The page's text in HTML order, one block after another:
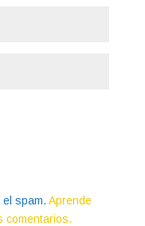
spam. Aprende
comentarios.